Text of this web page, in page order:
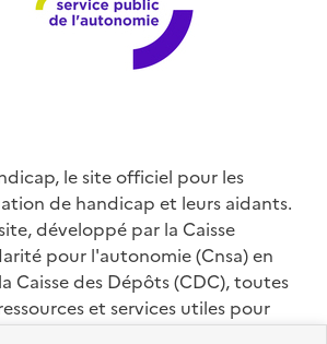
le site officiel pour les
de handicap et leurs aidants.
développé par la Caisse
pour l'autonomie (Cnsa) en
Caisse des Dépôts (CDC), toutes
et services utiles pour
effectuer vos démarches,